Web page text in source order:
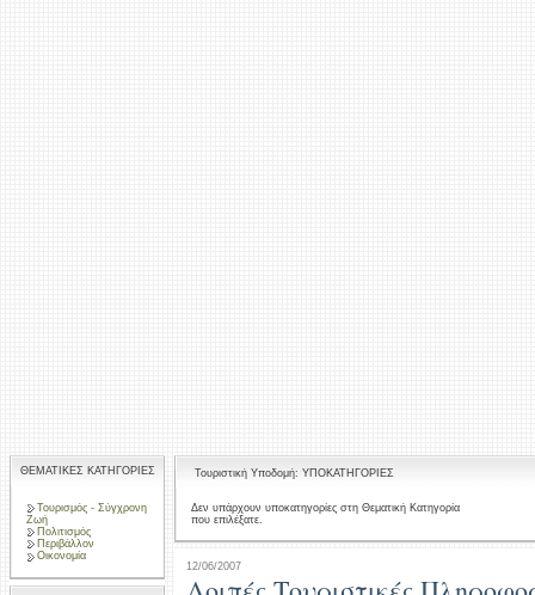
ΘΕΜΑΤΙΚΕΣ ΚΑΤΗΓΟΡΙΕΣ
Τουρισμός - Σύγχρονη
Ζωή
Πολιτισμός
Περιβάλλον
Οικονομία
Τουριστική Υποδομή: ΥΠΟΚΑΤΗΓΟΡΙΕΣ
Δεν υπάρχουν υποκατηγορίες στη Θεματική Κατηγορία
που επιλέξατε.
12/06/2007